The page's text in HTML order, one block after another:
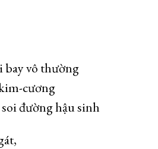
vô thường
cương
đường hậu sinh